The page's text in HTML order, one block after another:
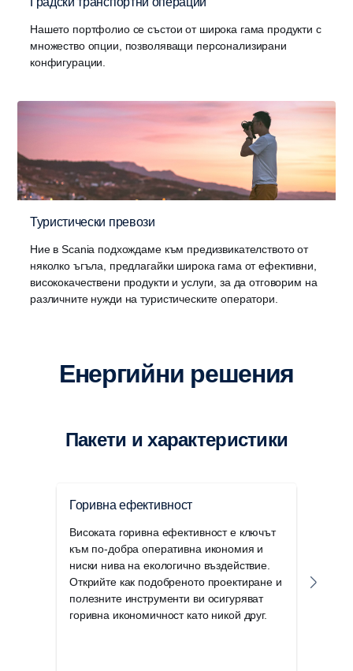
Нашето портфолио се състои от широка гама продукти с
множество опции, позволяващи персонализирани
конфигурации.
Туристически превози
Ние в Scania подхождаме към предизвикателството от
няколко ъгъла, предлагайки широка гама от ефективни,
висококачествени продукти и услуги, за да отговорим на
различните нужди на туристическите оператори.
Енергийни решения
Пакети и характеристики
Горивна ефективност
Високата горивна ефективност е ключът
към по-добра оперативна икономия и
ниски нива на екологично въздействие.
Открийте как подобреното проектиране и
полезните инструменти ви осигуряват
горивна икономичност като никой друг.